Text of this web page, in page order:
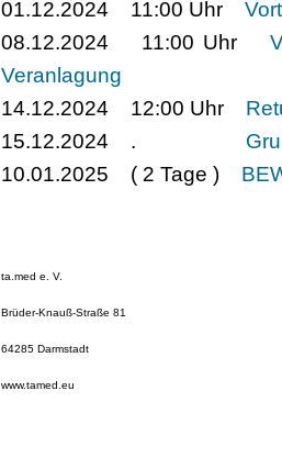
01.12.2024 11:00 Uhr
08.12.2024 11:00 Uhr
Veranlagung
14.12.2024 12:00 Uhr
15.12.2024 .
10.01.2025 ( 2 Tage )
ta.med e. V.
Brüder-Knauß-Straße 81
64285 Darmstadt
www.tamed.eu